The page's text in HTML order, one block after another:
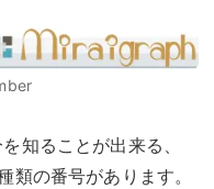
知ることが出来る、
類の番号があります。